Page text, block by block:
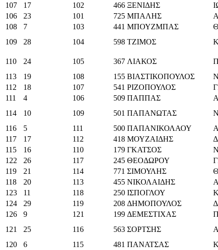
107
17 102 466 ΞΕΝΙΔΗΣ
106
23 101 725 ΜΠΑΛΗΣ
108
7 103 441 ΜΠΟΥΖΜΠΑΣ
109
28 104 598 ΤΖΙΜΟΣ
110 24 105 367 ΛΙΑΚΟΣ
113
19 108 155 ΒΙΑΣΤΙΚΟΠΟΥΛΟΣ
112
18 107 541 ΡΙΖΟΠΟΥΛΟΣ
111
4 106 509 ΠΑΠΠΑΣ
114
10 109 501 ΠΑΠΑΝΩΤΑΣ
116
5 111 500 ΠΑΠΑΝΙΚΟΛΑΟΥ
117
17 112 418 ΜΟΥΖΑΙΔΗΣ
115
16 110 179 ΓΚΑΤΣΟΣ
122
26 117 245 ΘΕΟΔΩΡΟΥ
119
21 114 771 ΣΙΜΟΥΛΗΣ
118
20 113 455 ΝΙΚΟΛΑΙΔΗΣ
123
11 118 250 ΙΣΠΟΓΛΟΥ
124
29 119 208 ΔΗΜΟΠΟΥΛΟΣ
126
9 121 199 ΔΕΜΕΣΤΙΧΑΣ
121
25 116 563 ΣΟΡΤΣΗΣ
120
6 115 481 ΠΑΝΑΤΣΑΣ